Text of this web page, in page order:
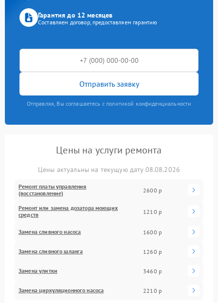
Гарантия до 12 месяцев
Составляем договор, предоставляем гарантию
Отправить заявку
Отправляя, Вы соглашаетесь с политикой конфиденциальности
Цены на услуги ремонта
Цены актуальны на текущую дату 08.08.2026
Ремонт платы управления
(восстановление)
2600 р
Ремонт или замена дозатора моющих
средств
1210 р
Замена сливного насоса 1600 р
Замена сливного шланга 1260 р
Замена улитки 3460 р
Замена циркуляционного насоса 2210 р